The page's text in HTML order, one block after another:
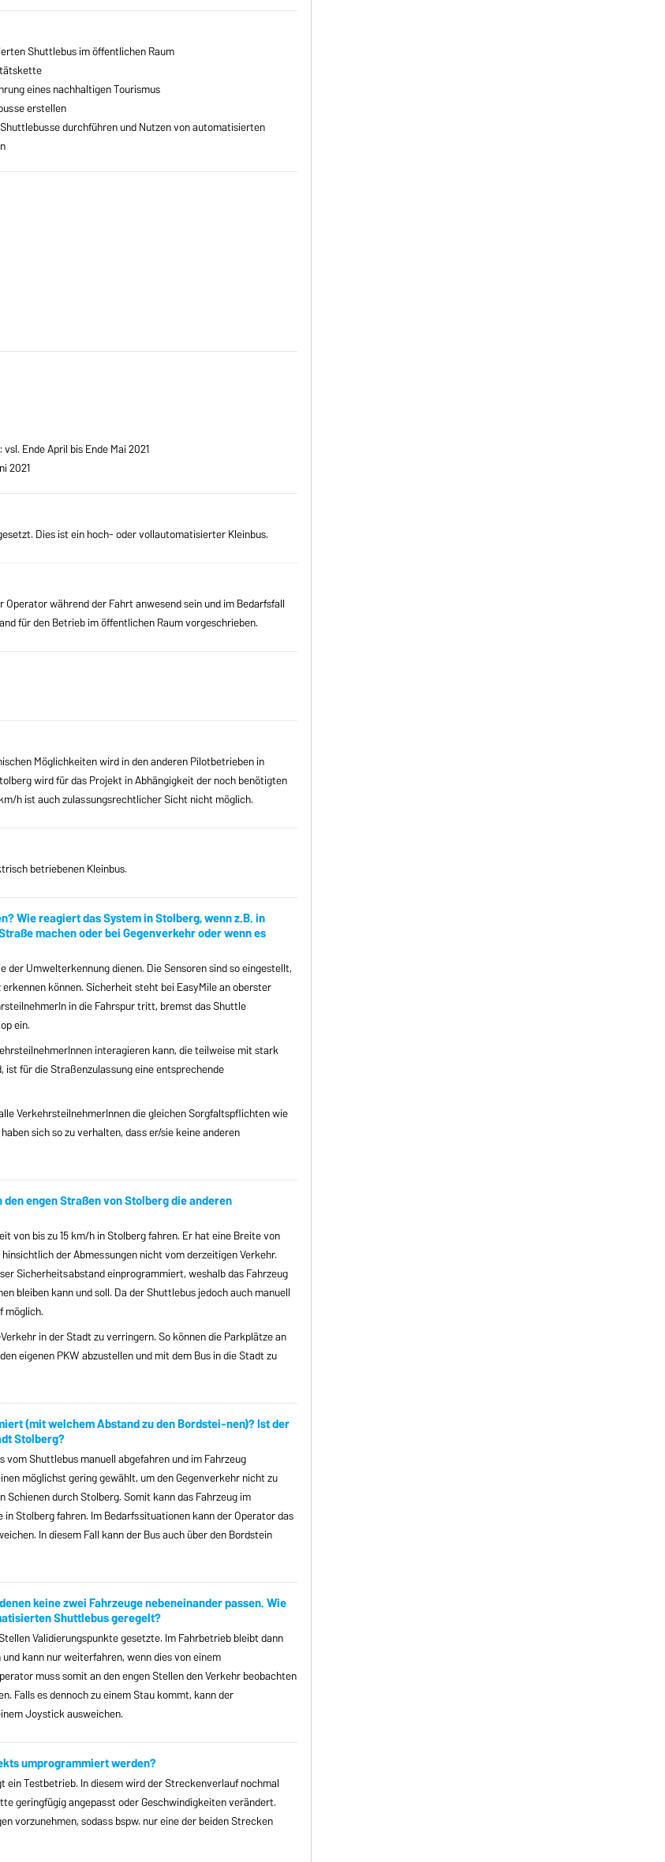
Shuttlebus im öffentlichen Raum
eines nachhaltigen Tourismus
erstellen
durchführen und Nutzen von automatisierten
Ende April bis Ende Mai 2021
2021
Dies ist ein hoch- oder vollautomatisierter Kleinbus.
während der Fahrt anwesend sein und im Bedarfsfall
für den Betrieb im öffentlichen Raum vorgeschrieben.
Möglichkeiten wird in den anderen Pilotbetrieben in
wird für das Projekt in Abhängigkeit der noch benötigten
h ist auch zulassungsrechtlicher Sicht nicht möglich.
betriebenen Kleinbus.
Wie reagiert das System in Stolberg, wenn z.B. in
machen oder bei Gegenverkehr oder wenn es
der Umwelterkennung dienen. Die Sensoren sind so eingestellt,
können. Sicherheit steht bei EasyMile an oberster
in die Fahrspur tritt, bremst das Shuttle
ein.
interagieren kann, die teilweise mit stark
für die Straßenzulassung eine entsprechende
VerkehrsteilnehmerInnen die gleichen Sorgfaltspflichten wie
sich so zu verhalten, dass er/sie keine anderen
engen Straßen von Stolberg die anderen
von bis zu 15 km/h in Stolberg fahren. Er hat eine Breite von
der Abmessungen nicht vom derzeitigen Verkehr.
Sicherheitsabstand einprogrammiert, weshalb das Fahrzeug
bleiben kann und soll. Da der Shuttlebus jedoch auch manuell
möglich.
in der Stadt zu verringern. So können die Parkplätze an
eigenen PKW abzustellen und mit dem Bus in die Stadt zu
(mit welchem Abstand zu den Bordstei-nen)? Ist der
Stolberg?
Shuttlebus manuell abgefahren und im Fahrzeug
möglichst gering gewählt, um den Gegenverkehr nicht zu
durch Stolberg. Somit kann das Fahrzeug im
Stolberg fahren. Im Bedarfssituationen kann der Operator das
In diesem Fall kann der Bus auch über den Bordstein
keine zwei Fahrzeuge nebeneinander passen. Wie
Shuttlebus geregelt?
Validierungspunkte gesetzte. Im Fahrbetrieb bleibt dann
kann nur weiterfahren, wenn dies von einem
muss somit an den engen Stellen den Verkehr beobachten
Falls es dennoch zu einem Stau kommt, kann der
Joystick ausweichen.
umprogrammiert werden?
Testbetrieb. In diesem wird der Streckenverlauf nochmal
geringfügig angepasst oder Geschwindigkeiten verändert.
vorzunehmen, sodass bspw. nur eine der beiden Strecken